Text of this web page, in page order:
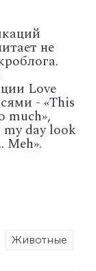
не
Love
- «This
much»,
my day look
Meh».
Животные